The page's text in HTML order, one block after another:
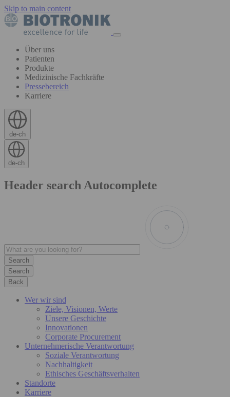
Skip to main content
Über uns
Patienten
Produkte
Medizinische Fachkräfte
Pressebereich
Karriere
de-ch
de-ch
Header search Autocomplete
Search
Back
Wer wir sind
Ziele, Visionen, Werte
Unsere Geschichte
Innovationen
Corporate Procurement
Unternehmerische Verantwortung
Soziale Verantwortung
Nachhaltigkeit
Ethisches Geschäftsverhalten
Standorte
Karriere